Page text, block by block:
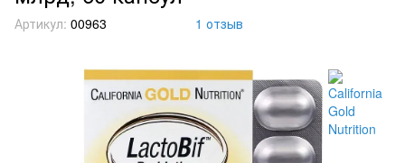
Артикул: 00963 1 отзыв